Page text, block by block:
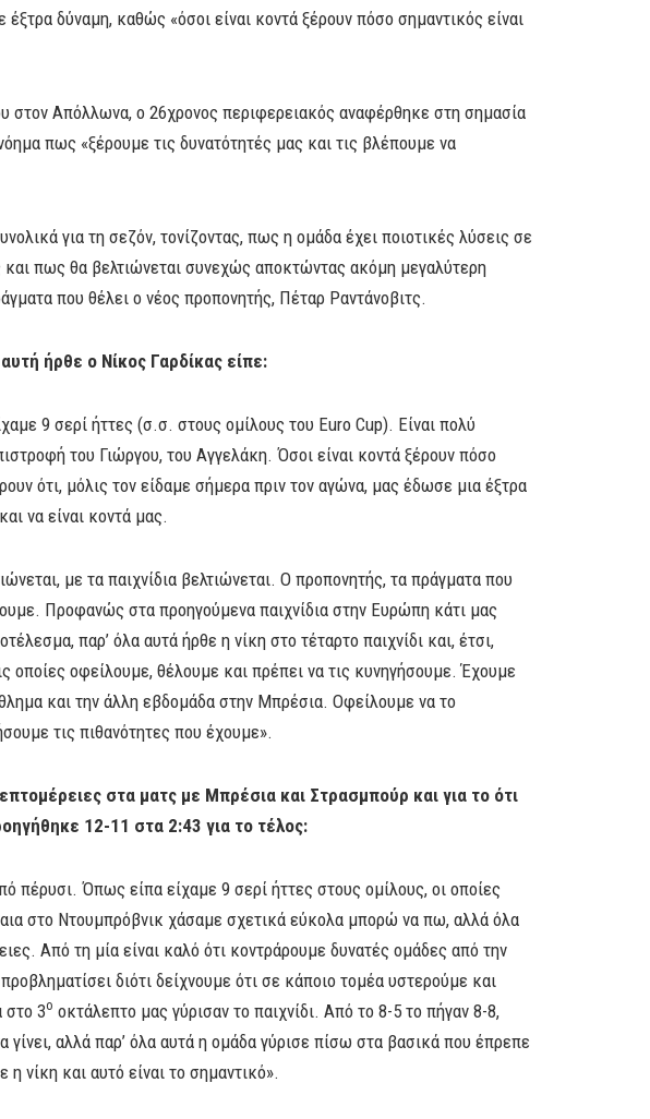
έξτρα δύναμη, καθώς «όσοι είναι κοντά ξέρουν πόσο σημαντικός είναι
στον Απόλλωνα, ο 26χρονος περιφερειακός αναφέρθηκε στη σημασία
πως «ξέρουμε τις δυνατότητές μας και τις βλέπουμε να
για τη σεζόν, τονίζοντας, πως η ομάδα έχει ποιοτικές λύσεις σε
και πως θα βελτιώνεται συνεχώς αποκτώντας ακόμη μεγαλύτερη
που θέλει ο νέος προπονητής, Πέταρ Ραντάνοβιτς.
ήρθε ο Νίκος Γαρδίκας είπε:
9 σερί ήττες (σ.σ. στους ομίλους του Euro Cup). Είναι πολύ
του Γιώργου, του Αγγελάκη. Όσοι είναι κοντά ξέρουν πόσο
ότι, μόλις τον είδαμε σήμερα πριν τον αγώνα, μας έδωσε μια έξτρα
να είναι κοντά μας.
με τα παιχνίδια βελτιώνεται. Ο προπονητής, τα πράγματα που
Προφανώς στα προηγούμενα παιχνίδια στην Ευρώπη κάτι μας
παρ’ όλα αυτά ήρθε η νίκη στο τέταρτο παιχνίδι και, έτσι,
οποίες οφείλουμε, θέλουμε και πρέπει να τις κυνηγήσουμε. Έχουμε
και την άλλη εβδομάδα στην Μπρέσια. Οφείλουμε να το
τις πιθανότητες που έχουμε».
στα ματς με Μπρέσια και Στρασμπούρ και για το ότι
12-11 στα 2:43 για το τέλος:
πέρυσι. Όπως είπα είχαμε 9 σερί ήττες στους ομίλους, οι οποίες
στο Ντουμπρόβνικ χάσαμε σχετικά εύκολα μπορώ να πω, αλλά όλα
Από τη μία είναι καλό ότι κοντράρουμε δυνατές ομάδες από την
διότι δείχνουμε ότι σε κάποιο τομέα υστερούμε και
στο 3ο οκτάλεπτο μας γύρισαν το παιχνίδι. Από το 8-5 το πήγαν 8-8,
αλλά παρ’ όλα αυτά η ομάδα γύρισε πίσω στα βασικά που έπρεπε
νίκη και αυτό είναι το σημαντικό».